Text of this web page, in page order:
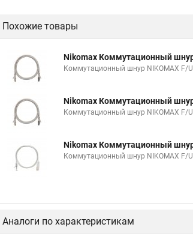
Похожие товары
Nikomax Коммутационный шнур
Коммутационный шнур NIKOMAX F/
Nikomax Коммутационный шнур
Коммутационный шнур NIKOMAX F/
Nikomax Коммутационный шнур
Коммутационный шнур NIKOMAX F/
Аналоги по характеристикам